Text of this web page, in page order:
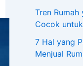
Tren
Cocok
7 Hal yang
Menjual